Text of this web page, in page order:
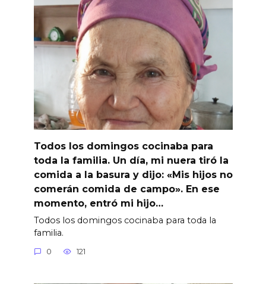
Todos los domingos cocinaba para
toda la familia. Un día, mi nuera tiró la
comida a la basura y dijo: «Mis hijos no
comerán comida de campo». En ese
momento, entró mi hijo…
Todos los domingos cocinaba para toda la
familia.
0 121